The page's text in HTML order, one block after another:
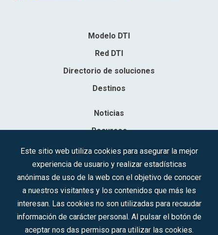
Modelo DTI
Red DTI
Directorio de soluciones
Destinos
Noticias
Recursos
Contacto
Sociedad Mercantil Estatal para la Gestión de la Innovación y las
C.I.F.: A-81/874.984
Síguenos en redes sociales:
Este sitio web utiliza cookies para asegurar la mejor
experiencia de usuario y realizar estadísticas
anónimas de uso de la web con el objetivo de conocer
a nuestros visitantes y los contenidos que más les
interesan. Las cookies no son utilizadas para recaudar
información de carácter personal. Al pulsar el botón de
aceptar nos das permiso para utilizar las cookies.